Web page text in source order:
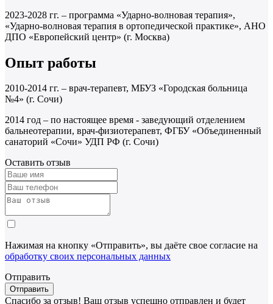
2023-2028 гг. – программа «Ударно-волновая терапия»,
«Ударно-волновая терапия в ортопедической практике», АНО
ДПО «Европейский центр» (г. Москва)
Опыт работы
2010-2014 гг. – врач-терапевт, МБУЗ «Городская больница
№4» (г. Сочи)
2014 год – по настоящее время - заведующий отделением
бальнеотерапии, врач-физиотерапевт, ФГБУ «Объединенный
санаторий «Сочи» УДП РФ (г. Сочи)
Оставить отзыв
Нажимая на кнопку «Отправить», вы даёте свое согласие на
обработку своих персональных данных
Отправить
Спасибо за отзыв! Ваш отзыв успешно отправлен и будет